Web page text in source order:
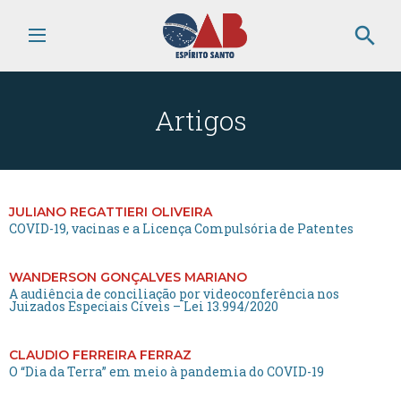
search
Artigos
JULIANO REGATTIERI OLIVEIRA
COVID-19, vacinas e a Licença Compulsória de Patentes
WANDERSON GONÇALVES MARIANO
A audiência de conciliação por videoconferência nos
Juizados Especiais Cíveis – Lei 13.994/2020
CLAUDIO FERREIRA FERRAZ
O “Dia da Terra” em meio à pandemia do COVID-19